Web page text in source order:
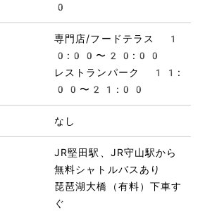
0
専門店/フードテラス 1
0:00〜20:00
レストランパーク 11:
00〜21:00
なし
JR堅田駅、JR守山駅から
無料シャトルバスあり
琵琶湖大橋（有料）下車す
ぐ